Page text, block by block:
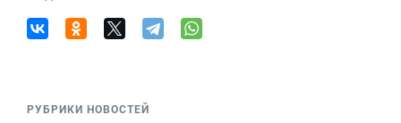
РУБРИКИ НОВОСТЕЙ